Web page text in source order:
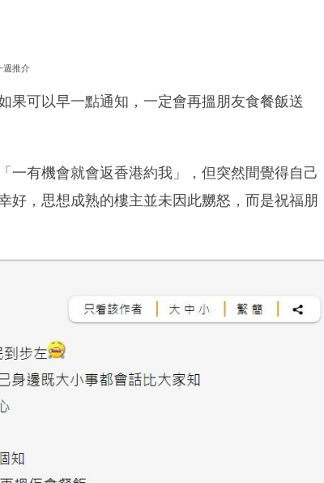
週推介
果可以早一點通知，一定會再搵朋友食餐飯送
一有機會就會返香港約我」，但突然間覺得自己
好，思想成熟的樓主並未因此嬲怒，而是祝福朋